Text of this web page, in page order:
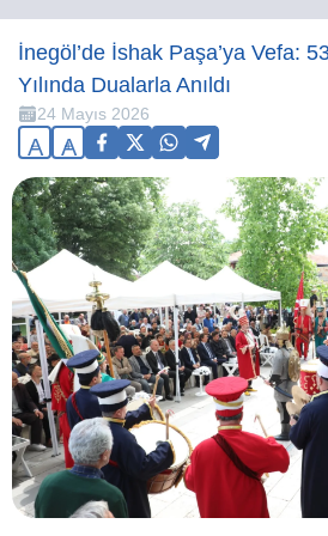
İnegöl’de İshak Paşa’ya Vefa:
Yılında Dualarla Anıldı
24 Mayıs 2026
A A